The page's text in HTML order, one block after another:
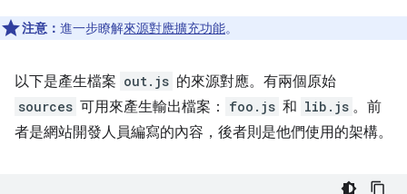
注意： 進一步瞭解來源對應擴充功能。
以下是產生檔案 out.js 的來源對應。有兩個原始
sources 可用來產生輸出檔案： foo.js 和 lib.js 。前
者是網站開發人員編寫的內容，後者則是他們使用的架構。